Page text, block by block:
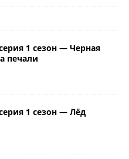
1 сезон — Черная
печали
1 сезон — Лёд